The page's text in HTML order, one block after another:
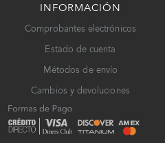
INFORMACIÓN
Comprobantes electrónicos
Estado de cuenta
Métodos de envío
Cambios y devoluciones